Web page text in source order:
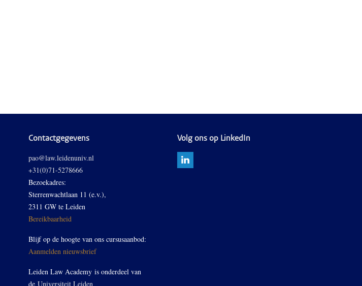
Contactgegevens
pao@law.leidenuniv.nl
+31(0)71-5278666
Bezoekadres:
Sterrenwachtlaan 11 (e.v.),
2311 GW te Leiden
Bereikbaarheid
Blijf op de hoogte van ons cursusaanbod:
Aanmelden nieuwsbrief
Leiden Law Academy is onderdeel van
de Universiteit Leiden
Volg ons op LinkedIn